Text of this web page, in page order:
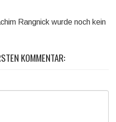
Rangnick wurde noch kein
KOMMENTAR: